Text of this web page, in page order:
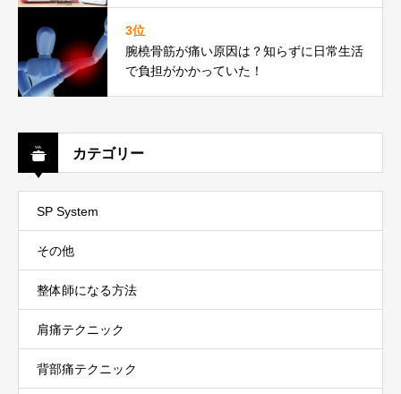
3位
腕橈骨筋が痛い原因は？知らずに日常生活
で負担がかかっていた！
カテゴリー
SP System
その他
整体師になる方法
肩痛テクニック
背部痛テクニック